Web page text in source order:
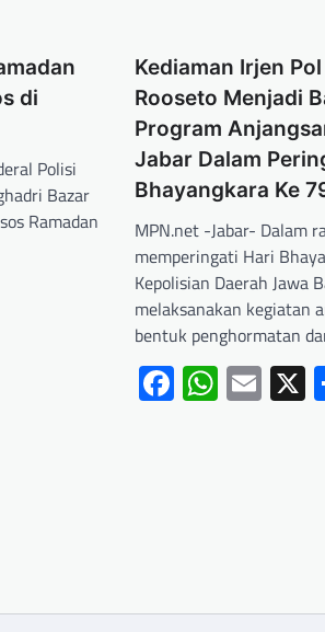
di
Polisi
Bazar
Ramadan
Kediaman Irjen
Rooseto Menjadi
Program
Jabar Dalam
Bhayangkara Ke
MPN.net -Jabar- Dalam
memperingati Hari
Kepolisian Daerah Jawa
melaksanakan kegiatan
bentuk penghormatan
FacebookX